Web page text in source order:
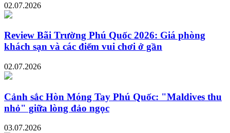
02.07.2026
Review Bãi Trường Phú Quốc 2026: Giá phòng
khách sạn và các điểm vui chơi ở gần
02.07.2026
Cảnh sắc Hòn Móng Tay Phú Quốc: "Maldives thu
nhỏ" giữa lòng đảo ngọc
03.07.2026